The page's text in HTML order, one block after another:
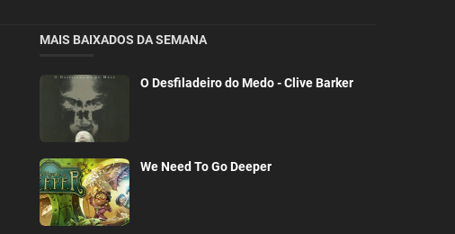
MAIS BAIXADOS DA SEMANA
O Desfiladeiro do Medo - Clive Barker
We Need To Go Deeper